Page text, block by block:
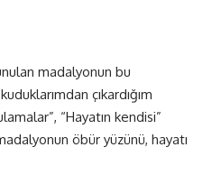
madalyonun bu
çıkardığım
“Hayatın kendisi”
öbür yüzünü, hayatı